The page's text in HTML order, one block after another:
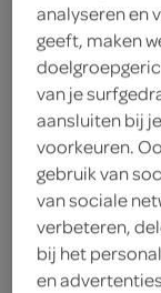
Lu
Lu
150 Gram
Let op:
producten,
verwerkt in
analyseren en
geeft, maken
van je
aansluiten bij
voorkeuren.
gebruik van
van sociale
verbeteren,
bij het
en